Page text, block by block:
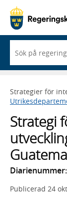
du
börjar
skriva
framträder
en
med
sökförslag
Strategier för
Strategi
Publicerad 24